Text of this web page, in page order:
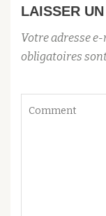
LAISSER
Votre adresse
obligatoires